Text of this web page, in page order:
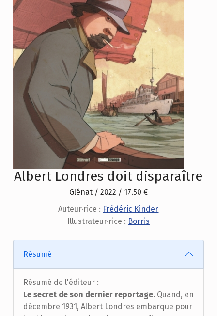
Albert Londres doit disparaître
Glénat / 2022 / 17.50 €
Auteur·rice : Frédéric Kinder
Illustrateur·rice : Borris
Résumé
Résumé de l'éditeur :
Le secret de son dernier reportage.Quand, en
décembre 1931, Albert Londres embarque pour